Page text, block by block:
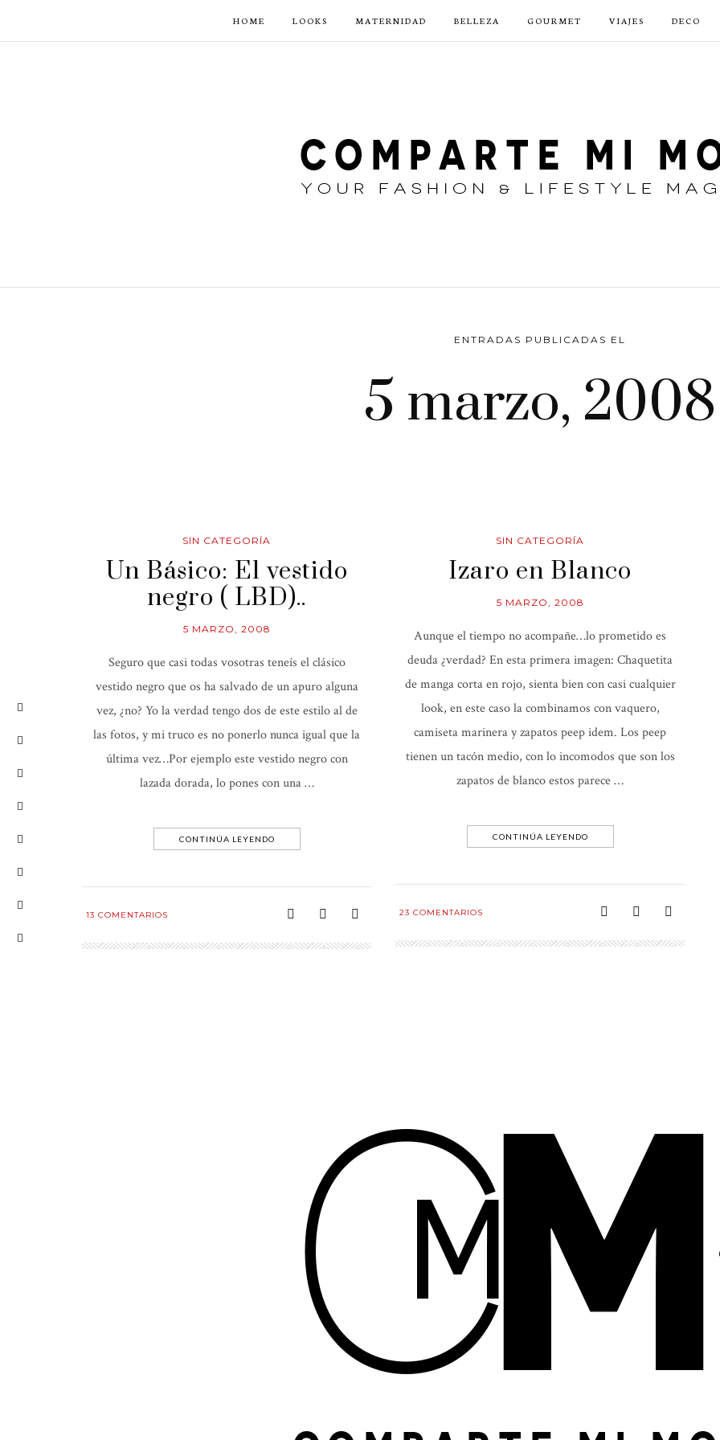
HOME LOOKS MATERNIDAD BELLEZA GOURMET VIAJES DECO
ENTRADAS PUBLICADAS EL
5 marzo, 2008
SIN CATEGORÍA
Un Básico: El vestido
negro ( LBD)..
5 MARZO, 2008
Seguro que casi todas vosotras teneís el clásico
vestido negro que os ha salvado de un apuro alguna
vez, ¿no? Yo la verdad tengo dos de este estilo al de
las fotos, y mi truco es no ponerlo nunca igual que la
última vez…Por ejemplo este vestido negro con
lazada dorada, lo pones con una …
CONTINÚA LEYENDO
13 COMENTARIOS
SIN CATEGORÍA
Izaro en Blanco
5 MARZO, 2008
Aunque el tiempo no acompañe…lo prometido es
deuda ¿verdad? En esta primera imagen: Chaquetita
de manga corta en rojo, sienta bien con casi cualquier
look, en este caso la combinamos con vaquero,
camiseta marinera y zapatos peep idem. Los peep
tienen un tacón medio, con lo incomodos que son los
zapatos de blanco estos parece …
CONTINÚA LEYENDO
23 COMENTARIOS